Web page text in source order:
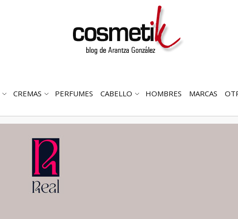
ABRIR
ABRIR
CREMAS PERFUMES
ABRIR
CABELLO HOMBRES MARCAS